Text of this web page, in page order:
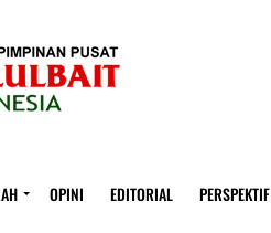
OPINI EDITORIAL PERSPEKTIF